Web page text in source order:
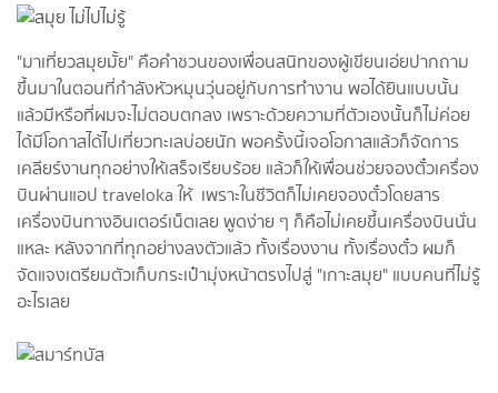
"มาเที่ยวสมุยมั้ย" คือคำชวนของเพื่อนสนิทของผู้เขียนเอ่ยปากถาม
ขึ้นมาในตอนที่กำลังหัวหมุนวุ่นอยู่กับการทำงาน พอได้ยินแบบนั้น
แล้วมีหรือที่ผมจะไม่ตอบตกลง เพราะด้วยความที่ตัวเองนั้นก็ไม่ค่อย
ได้มีโอกาสได้ไปเที่ยวทะเลบ่อยนัก พอครั้งนี้เจอโอกาสแล้วก็จัดการ
เคลียร์งานทุกอย่างให้เสร็จเรียบร้อย แล้วก็ให้เพื่อนช่วยจองตั๋วเครื่อง
บินผ่านแอป traveloka ให้ เพราะในชีวิตก็ไม่เคยจองตั๋วโดยสาร
เครื่องบินทางอินเตอร์เน็ตเลย พูดง่าย ๆ ก็คือไม่เคยขึ้นเครื่องบินนั่น
แหละ หลังจากที่ทุกอย่างลงตัวแล้ว ทั้งเรื่องงาน ทั้งเรื่องตั๋ว ผมก็
จัดแจงเตรียมตัวเก็บกระเป๋ามุ่งหน้าตรงไปสู่ "เกาะสมุย" แบบคนที่ไม่รู้
อะไรเลย